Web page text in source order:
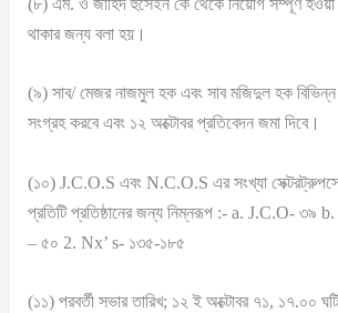
থাকার জন্য বলা হয়।
(৯) সাব/ মেজর নাজমুল হক এবং সাব মজিদুল হক বিভিন্ন
সংগ্রহ করবে এবং ১২ অক্টোবর প্রতিবেদন জমা দিবে।
(১০) J.C.O.S এবং N.C.O.S এর সংখ্যা
প্রতিটি প্রতিষ্ঠানের জন্য নিম্নরূপ :- a. J.C.O-
– ৫০ 2. Nx’ s- ১৩৫-১৮৫
(১১) পরবর্তী সভার তারিখ; ১২ ই অক্টোবর ৭১, ১৭.০০